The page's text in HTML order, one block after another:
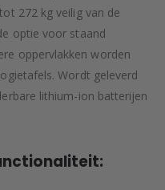
272 kg veilig van de
optie voor staand
oppervlakken worden
Wordt geleverd
lithium-ion batterijen